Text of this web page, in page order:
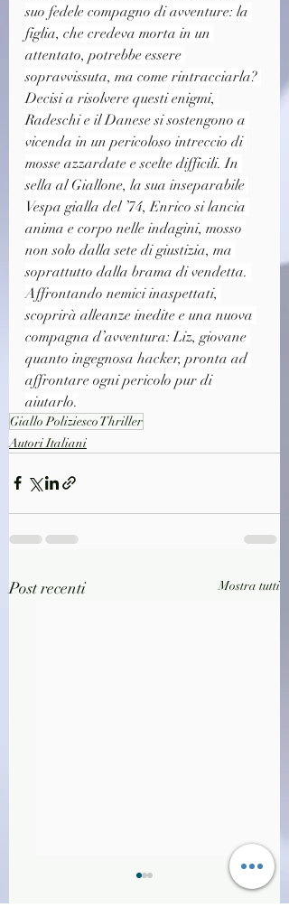
suo fedele compagno di avventure: la
figlia, che credeva morta in un
attentato, potrebbe essere
sopravvissuta, ma come rintracciarla?
Decisi a risolvere questi enigmi,
Radeschi e il Danese si sostengono a
vicenda in un pericoloso intreccio di
mosse azzardate e scelte difficili. In
sella al Giallone, la sua inseparabile
Vespa gialla del ’74, Enrico si lancia
anima e corpo nelle indagini, mosso
non solo dalla sete di giustizia, ma
soprattutto dalla brama di vendetta.
Affrontando nemici inaspettati,
scoprirà alleanze inedite e una nuova
compagna d’avventura: Liz, giovane
quanto ingegnosa hacker, pronta ad
affrontare ogni pericolo pur di
aiutarlo.
Giallo Poliziesco Thriller
Autori Italiani
Post recenti Mostra tutti